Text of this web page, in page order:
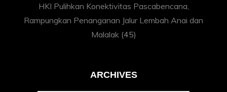
HKI Pulihkan Konektivitas Pascabencana,
Rampungkan Penanganan Jalur Lembah Anai dan
Malalak (45)
ARCHIVES